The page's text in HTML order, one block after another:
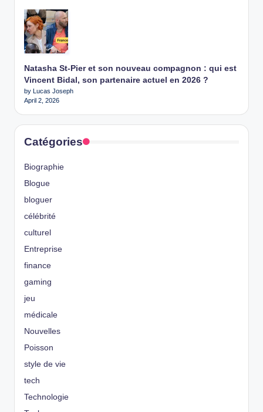
Natasha St-Pier et son nouveau compagnon : qui est
Vincent Bidal, son partenaire actuel en 2026 ?
by Lucas Joseph
April 2, 2026
Catégories
Biographie
Blogue
bloguer
célébrité
culturel
Entreprise
finance
gaming
jeu
médicale
Nouvelles
Poisson
style de vie
tech
Technologie